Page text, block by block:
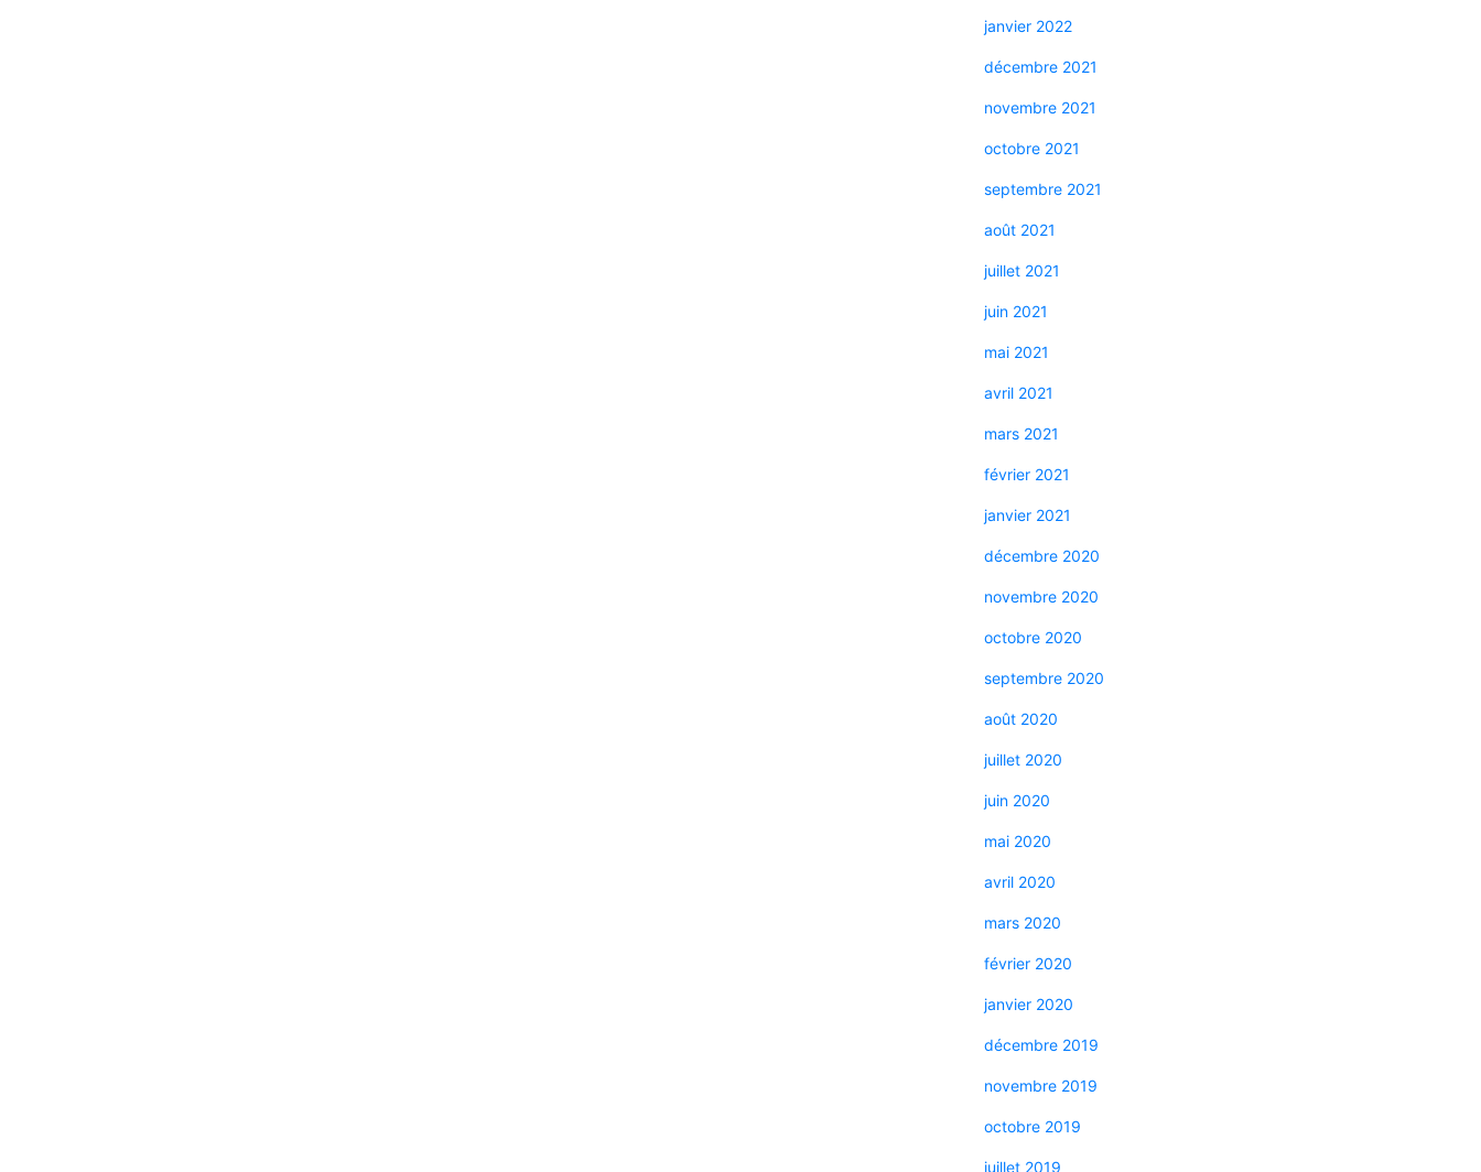
janvier 2022
décembre 2021
novembre 2021
octobre 2021
septembre 2021
août 2021
juillet 2021
juin 2021
mai 2021
avril 2021
mars 2021
février 2021
janvier 2021
décembre 2020
novembre 2020
octobre 2020
septembre 2020
août 2020
juillet 2020
juin 2020
mai 2020
avril 2020
mars 2020
février 2020
janvier 2020
décembre 2019
novembre 2019
octobre 2019
juillet 2019